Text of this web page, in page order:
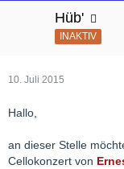
Hüb'
INAKTIV
10. Juli 2015
Hallo,
an dieser Stelle
Cellokonzert von